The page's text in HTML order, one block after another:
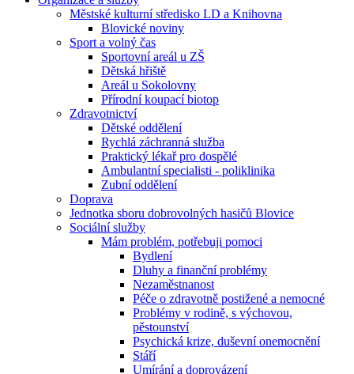
Městské kulturní středisko LD a Knihovna
Blovické noviny
Sport a volný čas
Sportovní areál u ZŠ
Dětská hřiště
Areál u Sokolovny
Přírodní koupací biotop
Zdravotnictví
Dětské oddělení
Rychlá záchranná služba
Praktický lékař pro dospělé
Ambulantní specialisti - poliklinika
Zubní oddělení
Doprava
Jednotka sboru dobrovolných hasičů Blovice
Sociální služby
Mám problém, potřebuji pomoci
Bydlení
Dluhy a finanční problémy
Nezaměstnanost
Péče o zdravotně postižené a nemocné
Problémy v rodině, s výchovou,
pěstounství
Psychická krize, duševní onemocnění
Stáří
Umírání a doprovázení